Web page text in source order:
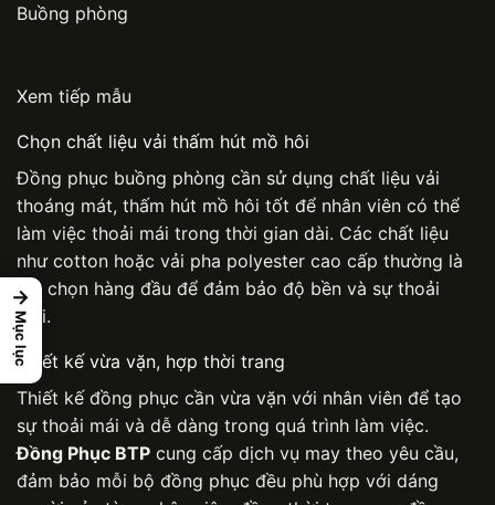
Buồng phòng
Xem tiếp mẫu
Chọn chất liệu vải thấm hút mồ hôi
Đồng phục buồng phòng cần sử dụng chất liệu vải
thoáng mát, thấm hút mồ hôi tốt để nhân viên có thể
làm việc thoải mái trong thời gian dài. Các chất liệu
như cotton hoặc vải pha polyester cao cấp thường là
lựa chọn hàng đầu để đảm bảo độ bền và sự thoải
mái.
Thiết kế vừa vặn, hợp thời trang
Thiết kế đồng phục cần vừa vặn với nhân viên để tạo
sự thoải mái và dễ dàng trong quá trình làm việc.
Đồng Phục BTP cung cấp dịch vụ may theo yêu cầu,
đảm bảo mỗi bộ đồng phục đều phù hợp với dáng
→
Mục lục